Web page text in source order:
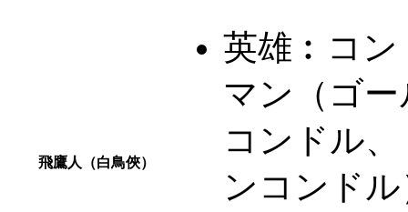
飛鷹人（白鳥俠）
英雄︰ コ
マン（ゴ
コンドル
ンコンド